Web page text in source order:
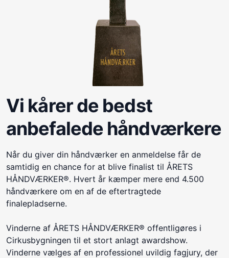
Vi kårer de bedst
anbefalede håndværkere
Når du giver din håndværker en anmeldelse får de
samtidig en chance for at blive finalist til ÅRETS
HÅNDVÆRKER®. Hvert år kæmper mere end 4.500
håndværkere om en af de eftertragtede
finalepladserne.
Vinderne af ÅRETS HÅNDVÆRKER® offentligøres i
Cirkusbygningen til et stort anlagt awardshow.
Vinderne vælges af en professionel uvildig fagjury, der